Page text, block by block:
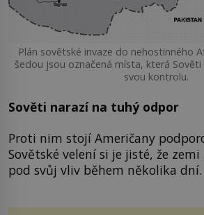
Plán sovětské invaze do nehostinného
šedou jsou označená místa, která
svou kontrolu.
Sověti narazí na tuhý odpor
Proti nim stojí Američany
Sovětské velení si je jisté, že
pod svůj vliv během několika dní.